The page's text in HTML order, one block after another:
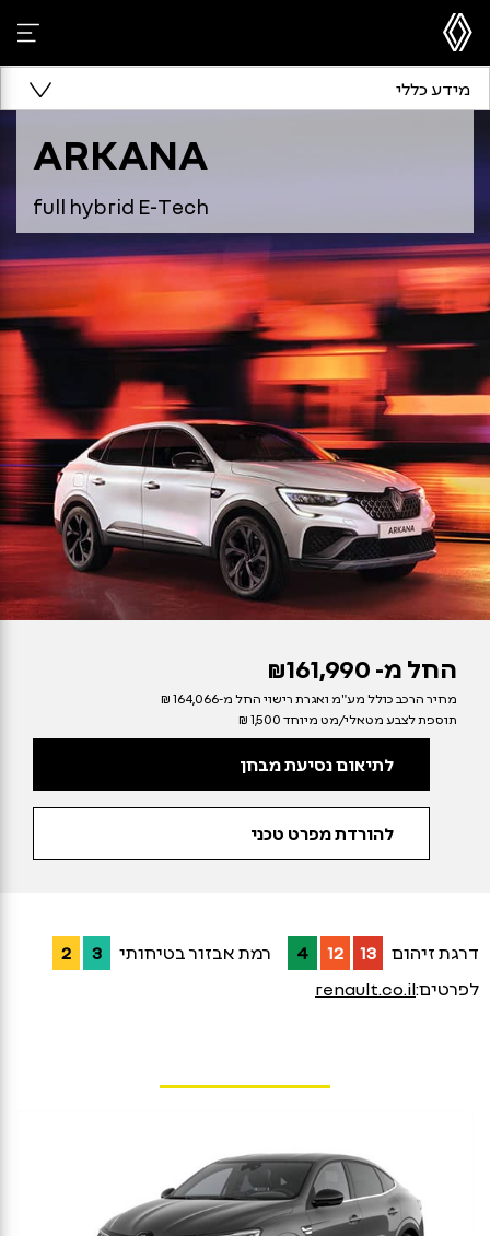
מידע כללי
ARKANA
full hybrid E-Tech
החל מ-
מחיר הרכב כולל מע"מ ואגרת רישוי החל מ-164,066 ₪
תוספת לצבע מטאלי/מט מיוחד 1,500 ₪
לתיאום נסיעת מבחן
להורדת מפרט טכני
דרגת זיהום 13
12
4 רמת אבזור בטיחותי 3
2
לפרטים:renault.co.il